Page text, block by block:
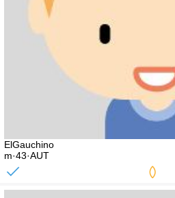
ElGauchino
m·43·AUT